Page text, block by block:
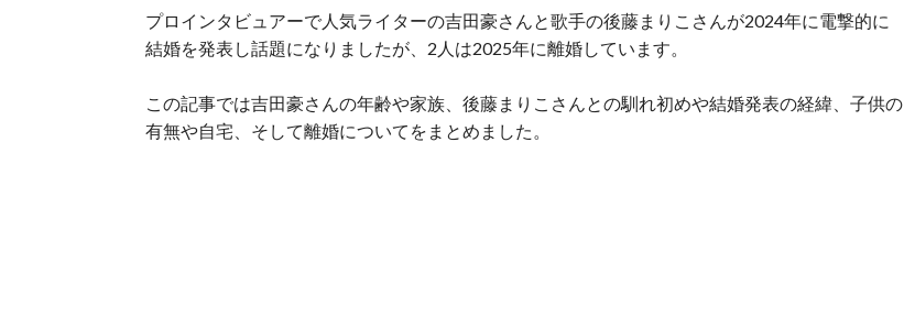
プロインタビュアーで人気ライターの吉田豪さんと歌手の後藤まりこさんが2024年に電撃的に
結婚を発表し話題になりましたが、2人は2025年に離婚しています。
この記事では吉田豪さんの年齢や家族、後藤まりこさんとの馴れ初めや結婚発表の経緯、子供の
有無や自宅、そして離婚についてをまとめました。